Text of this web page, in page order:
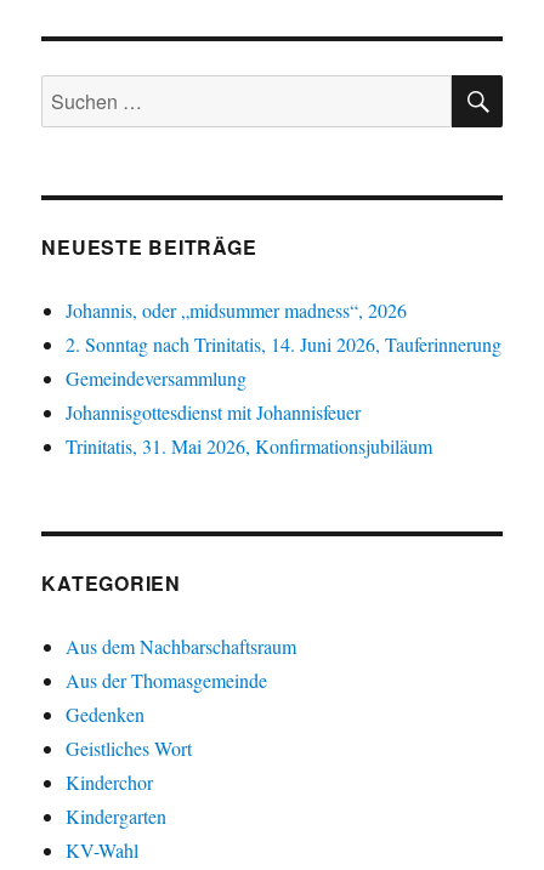
Suchen
nach:
NEUESTE BEITRÄGE
Johannis, oder „midsummer madness“, 2026
2. Sonntag nach Trinitatis, 14. Juni 2026, Tauferinnerung
Gemeindeversammlung
Johannisgottesdienst mit Johannisfeuer
Trinitatis, 31. Mai 2026, Konfirmationsjubiläum
KATEGORIEN
Aus dem Nachbarschaftsraum
Aus der Thomasgemeinde
Gedenken
Geistliches Wort
Kinderchor
Kindergarten
KV-Wahl